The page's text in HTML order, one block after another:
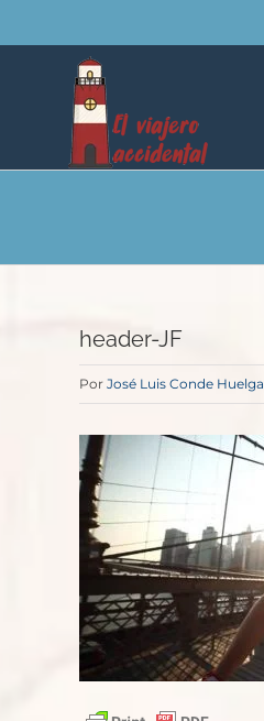
al
contenido
header-JF
Por José Luis Conde Huelga